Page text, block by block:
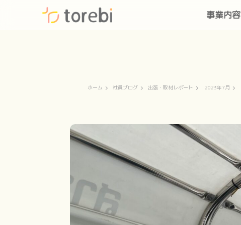
事業内容
ホーム 社員ブログ 出張・取材レポート 2023年7月